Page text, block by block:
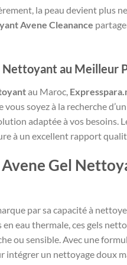
la peau devient plus
Avene Cleanance
au Meilleur
au Maroc,
soyez à la recherche
adaptée à vos besoins.
à un excellent rapport
Gel
par sa capacité à
eau thermale, ces gels
ou sensible. Avec une
intégrer un nettoyage doux